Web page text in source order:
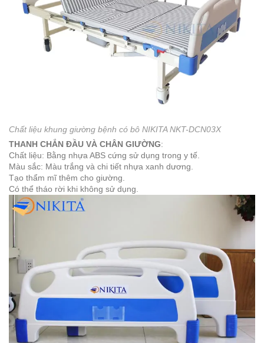
Chất liệu khung giường bệnh có bô NIKITA NKT-DCN03X
THANH CHẮN ĐẦU VÀ CHÂN GIƯỜNG:
Chất liệu: Bằng nhựa ABS cứng sử dụng trong y tế.
Màu sắc: Màu trắng và chi tiết nhựa xanh dương.
Tạo thẩm mĩ thêm cho giường.
Có thể tháo rời khi không sử dụng.